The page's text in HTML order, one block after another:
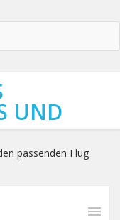
UND
passenden Flug